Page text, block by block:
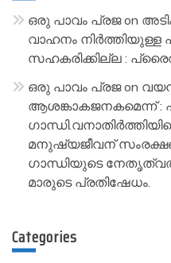
ഒരു പാവം പ്രജon
വാഹനം
സഹകരിക്കില്ല :
ഒരു പാവം പ്രജon
ആശങ്കാകജനകമെന്ന് :
മനുഷ്യജീവന്
ഗാന്ധിയുടെ
മാരുടെ പ്രതിഷേധം.
Categories